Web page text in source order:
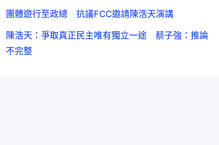
團體遊行至政總 抗議FCC邀請陳浩天演講
陳浩天：爭取真正民主唯有獨立一途 蔡子強：推論
不完整